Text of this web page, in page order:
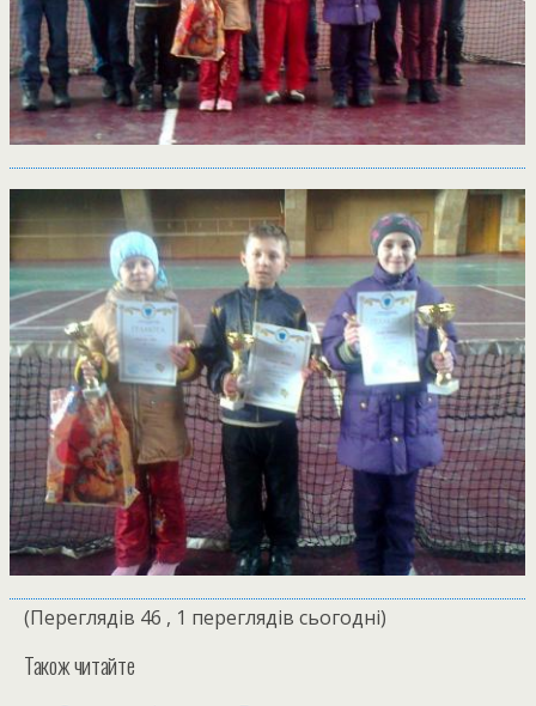
(Переглядів 46 , 1 переглядів сьогодні)
Також читайте